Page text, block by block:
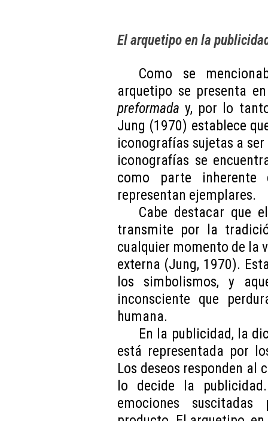
El arquetipo en la
Como se
arquetipo se presenta
preformada y, por lo
Jung (1970) establece
iconografías sujetas a
iconografías se
como parte
representan ejemplares.
Cabe destacar que
transmite por la
cualquier momento de la
externa (Jung, 1970).
los simbolismos, y
inconsciente que
humana.
En la publicidad, la
está representada por
Los deseos responden al
lo decide la
emociones